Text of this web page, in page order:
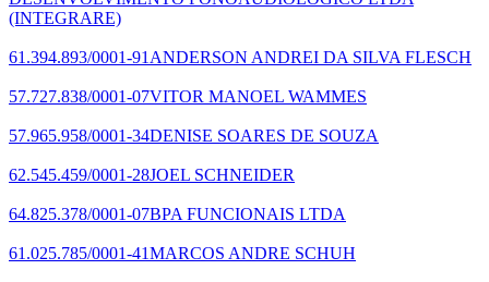
(INTEGRARE)
61.394.893/0001-91 ANDERSON ANDREI DA SILVA FLESCH
57.727.838/0001-07VITOR MANOEL WAMMES
57.965.958/0001-34DENISE SOARES DE SOUZA
62.545.459/0001-28JOEL SCHNEIDER
64.825.378/0001-07BPA FUNCIONAIS LTDA
61.025.785/0001-41MARCOS ANDRE SCHUH